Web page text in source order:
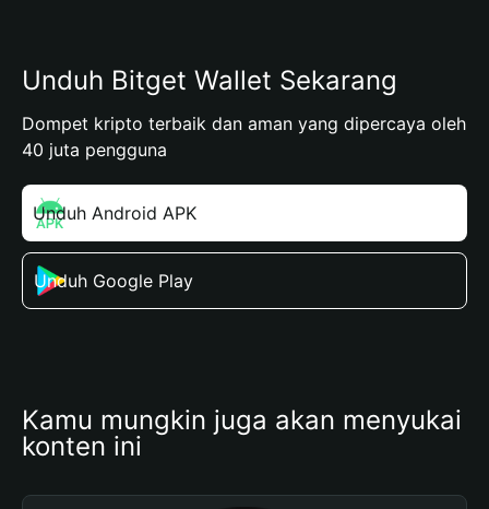
Unduh Bitget Wallet Sekarang
Dompet kripto terbaik dan aman yang dipercaya oleh
40 juta pengguna
Unduh Android APK
Unduh Google Play
Kamu mungkin juga akan menyukai
konten ini